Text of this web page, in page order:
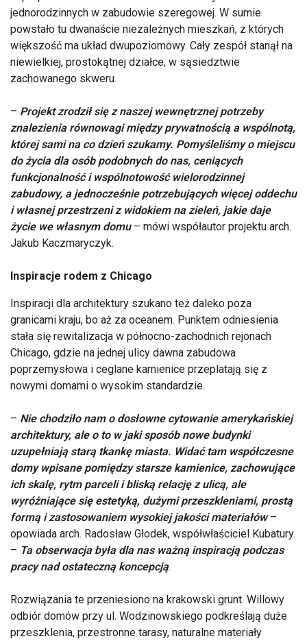
jednorodzinnych w zabudowie szeregowej. W sumie
powstało tu dwanaście niezależnych mieszkań, z których
większość ma układ dwupoziomowy. Cały zespół stanął na
niewielkiej, prostokątnej działce, w sąsiedztwie
zachowanego skweru.
– Projekt zrodził się z naszej wewnętrznej potrzeby
znalezienia równowagi między prywatnością a wspólnotą,
której sami na co dzień szukamy. Pomyśleliśmy o miejscu
do życia dla osób podobnych do nas, ceniących
funkcjonalność i wspólnotowość wielorodzinnej
zabudowy, a jednocześnie potrzebujących więcej oddechu
i własnej przestrzeni z widokiem na zieleń, jakie daje
życie we własnym domu– mówi współautor projektu arch.
Jakub Kaczmaryczyk.
Inspiracje rodem z Chicago
Inspiracji dla architektury szukano też daleko poza
granicami kraju, bo aż za oceanem. Punktem odniesienia
stała się rewitalizacja w północno-zachodnich rejonach
Chicago, gdzie na jednej ulicy dawna zabudowa
poprzemysłowa i ceglane kamienice przeplatają się z
nowymi domami o wysokim standardzie.
– Nie chodziło nam o dosłowne cytowanie amerykańskiej
architektury, ale o to w jaki sposób nowe budynki
uzupełniają starą tkankę miasta. Widać tam współczesne
domy wpisane pomiędzy starsze kamienice, zachowujące
ich skalę, rytm parceli i bliską relację z ulicą, ale
wyróżniające się estetyką, dużymi przeszkleniami, prostą
formą i zastosowaniem wysokiej jakości materiałów–
opowiada arch. Radosław Głodek, współwłaściciel Kubatury.
– Ta obserwacja była dla nas ważną inspiracją podczas
pracy nad ostateczną koncepcją.
Rozwiązania te przeniesiono na krakowski grunt. Willowy
odbiór domów przy ul. Wodzinowskiego podkreślają duże
przeszklenia, przestronne tarasy, naturalne materiały